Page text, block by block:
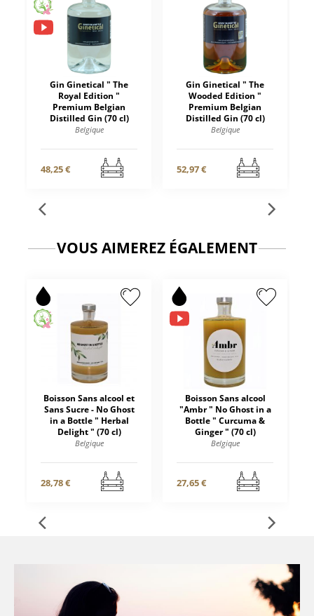
Gin Ginetical " The
Royal Edition "
Premium Belgian
Distilled Gin (70 cl)
Belgique
48,25 €
Gin Ginetical " The
Wooded Edition "
Premium Belgian
Distilled Gin (70 cl)
Belgique
52,97 €
VOUS AIMEREZ ÉGALEMENT
Boisson Sans alcool et
Sans Sucre - No Ghost
in a Bottle " Herbal
Delight " (70 cl)
Belgique
28,78 €
Boisson Sans alcool
"Ambr " No Ghost in a
Bottle " Curcuma &
Ginger " (70 cl)
Belgique
27,65 €